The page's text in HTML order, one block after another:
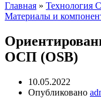
Главная » Технология
Материалы и
ОСП (OSB)
10.05.2022
Опубликовано